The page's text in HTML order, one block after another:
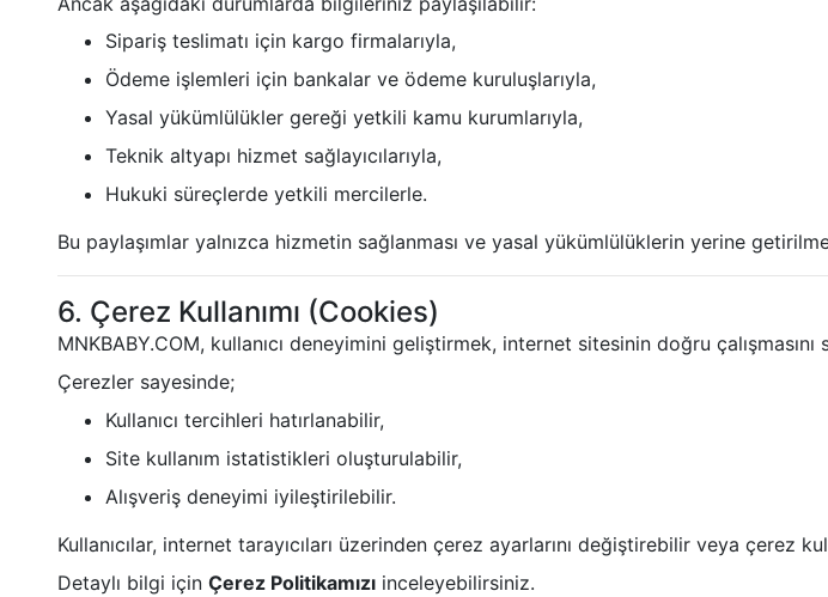
Sipariş teslimatı için kargo firmalarıyla,
Ödeme işlemleri için bankalar ve ödeme kuruluşlarıyla,
Yasal yükümlülükler gereği yetkili kamu kurumlarıyla,
Teknik altyapı hizmet sağlayıcılarıyla,
Hukuki süreçlerde yetkili mercilerle.
Bu paylaşımlar yalnızca hizmetin sağlanması ve yasal yükümlülüklerin yerine
6. Çerez Kullanımı (Cookies)
MNKBABY.COM, kullanıcı deneyimini geliştirmek, internet sitesinin doğru
Çerezler sayesinde;
Kullanıcı tercihleri hatırlanabilir,
Site kullanım istatistikleri oluşturulabilir,
Alışveriş deneyimi iyileştirilebilir.
Kullanıcılar, internet tarayıcıları üzerinden çerez ayarlarını değiştirebilir veya çerez
Detaylı bilgi için Çerez Politikamızıinceleyebilirsiniz.